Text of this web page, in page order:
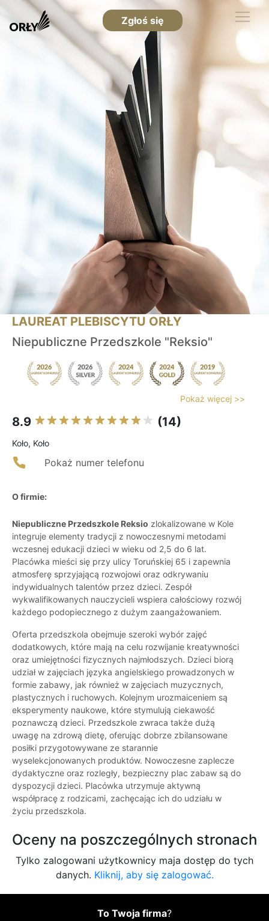
Zgłoś się
LAUREAT PLEBISCYTU ORŁY
Niepubliczne Przedszkole "Reksio"
Pokaż więcej >>
8.9 (14)
Koło, Koło
Pokaż numer telefonu
O firmie:
Niepubliczne Przedszkole Reksio zlokalizowane w Kole
integruje elementy tradycji z nowoczesnymi metodami
wczesnej edukacji dzieci w wieku od 2,5 do 6 lat.
Placówka mieści się przy ulicy Toruńskiej 65 i zapewnia
atmosferę sprzyjającą rozwojowi oraz odkrywaniu
indywidualnych talentów przez dzieci. Zespół
wykwalifikowanych nauczycieli wspiera całościowy rozwój
każdego podopiecznego z dużym zaangażowaniem.
Oferta przedszkola obejmuje szeroki wybór zajęć
dodatkowych, które mają na celu rozwijanie kreatywności
oraz umiejętności fizycznych najmłodszych. Dzieci biorą
udział w zajęciach języka angielskiego prowadzonych w
formie zabawy, jak również w zajęciach muzycznych,
plastycznych i ruchowych. Kolejnym urozmaiceniem są
eksperymenty naukowe, które stymulują ciekawość
poznawczą dzieci. Przedszkole zwraca także dużą
uwagę na zdrową dietę, oferując dobrze zbilansowane
posiłki przygotowywane ze starannie
wyselekcjonowanych produktów. Nowoczesne zaplecze
dydaktyczne oraz rozległy, bezpieczny plac zabaw są do
dyspozycji dzieci. Placówka utrzymuje aktywną
współpracę z rodzicami, zachęcając ich do udziału w
życiu przedszkola.
Oceny na poszczególnych stronach
Tylko zalogowani użytkownicy maja dostęp do tych
danych. Kliknij, aby się zalogować.
To Twoja firma?